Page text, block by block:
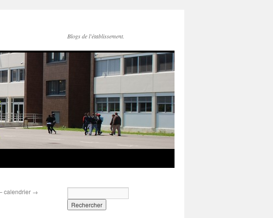
Blogs de l'établissement.
calendrier →